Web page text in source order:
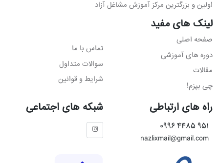
اولین و بزرگترین مرکز آموزش مشاغل آزاد
لینک های مفید
صفحه اصلی
دوره های آموزشی
مقالات
چی بپزم!
تماس با ما
سوالات متداول
شرایط و قوانین
راه های ارتباطی
951 4485 0996
nazlixmail@gmail.com
شبکه های اجتماعی